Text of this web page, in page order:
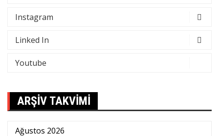
Instagram
Linked In
Youtube
ARŞİV TAKVİMİ
Ağustos 2026